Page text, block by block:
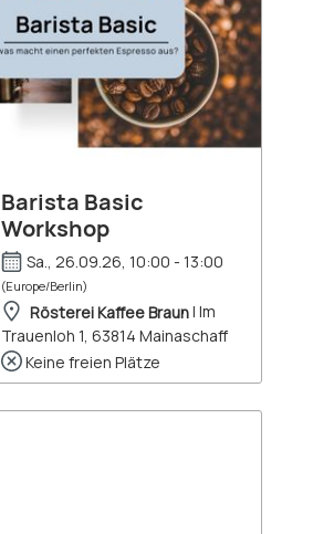
Barista Basic
Workshop
Sa., 26.09.26, 10:00 - 13:00
(Europe/Berlin)
Rösterei Kaffee Braun| Im
Trauenloh 1, 63814 Mainaschaff
Keine freien Plätze